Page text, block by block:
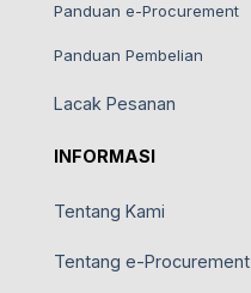
Panduan e-Procurement
Panduan Pembelian
Lacak Pesanan
INFORMASI
Tentang Kami
Tentang e-Procurement